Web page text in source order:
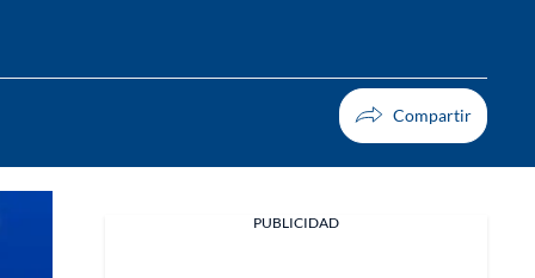
PUBLICIDAD